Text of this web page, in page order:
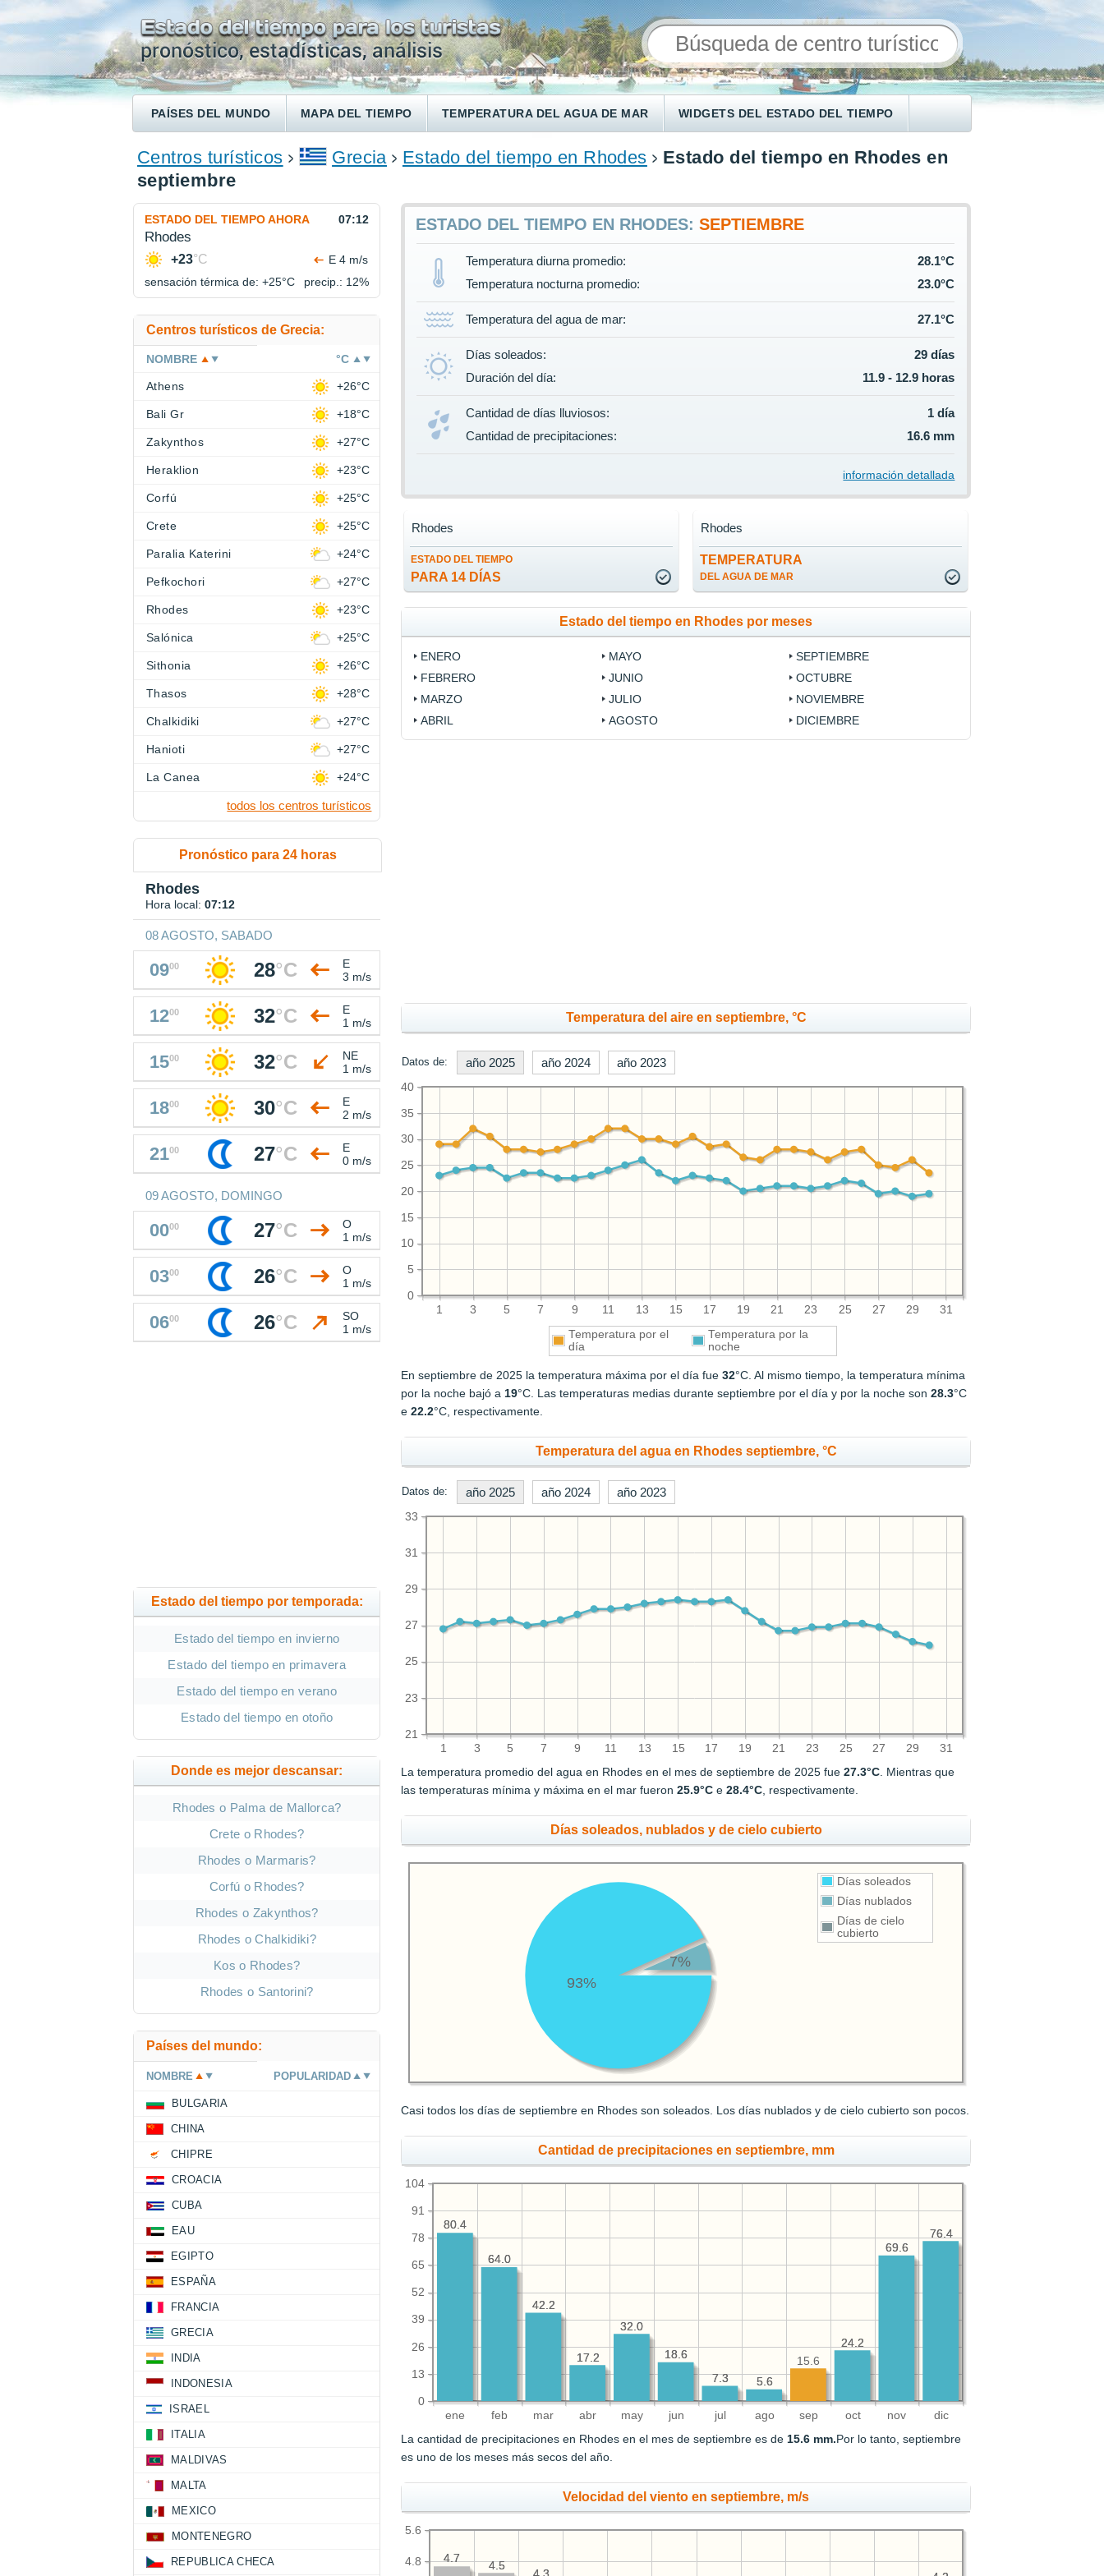
PAÍSES DEL MUNDO MAPA DEL TIEMPO TEMPERATURA DEL AGUA DE MAR WIDGETS DEL ESTADO DEL TIEMPO
ENCONTRAR UN HOTEL
Centros turísticos Grecia Estado del tiempo en Rhodes
Estado del tiempo en Rhodes en
septiembre
ESTADO DEL TIEMPO EN RHODES:SEPTIEMBRE
Temperatura diurna promedio:
28.1°C
Temperatura nocturna promedio:
23.0°C
Temperatura del agua de mar: 27.1°C
Días soleados:
29 días
Duración del día:
11.9 - 12.9 horas
Cantidad de días lluviosos:
1 día
Cantidad de precipitaciones:
16.6 mm
información detallada
ESTADO DEL TIEMPO
PARA 14 DÍAS
Rhodes
TEMPERATURA
DEL AGUA DE MAR
Rhodes
Estado del tiempo en Rhodes por meses
ENERO
FEBRERO
MARZO
ABRIL
MAYO
JUNIO
JULIO
AGOSTO
SEPTIEMBRE
OCTUBRE
NOVIEMBRE
DICIEMBRE
Temperatura del aire en septiembre, °C
Datos de: año 2025 año 2024 año 2023
1 3 5 7 9 11 13 15 17 19 21 23 25 27 29 31
0
5
10
15
20
25
30
35
40
Temperatura por el
día
Temperatura por la
noche
En septiembre de 2025 la temperatura máxima por el día fue32°C. Al mismo tiempo, la temperatura mínima
por la noche bajó a19°C. Las temperaturas medias durante septiembre por el día y por la noche son28.3°C
e22.2°C, respectivamente.
Temperatura del agua en Rhodes septiembre, °C
Datos de: año 2025 año 2024 año 2023
1 3 5 7 9 11 13 15 17 19 21 23 25 27 29 31
21
23
25
27
29
31
33
La temperatura promedio del agua en Rhodes en el mes de septiembre de 2025 fue27.3°C. Mientras que
las temperaturas mínima y máxima en el mar fueron25.9°C e28.4°C, respectivamente.
Días soleados, nublados y de cielo cubierto
Días soleados
Días nublados
Días de cielo
cubierto
93%
7%
Casi todos los días de septiembre en Rhodes son soleados. Los días nublados y de cielo cubierto son pocos.
Cantidad de precipitaciones en septiembre, mm
ene feb mar abr may jun jul ago sep oct nov dic
0
13
26
39
52
65
78
91
104
76.4
69.6
24.2
5.6
7.3
18.6
32.0
17.2
42.2
64.0
80.4
76.4
69.6
24.2
15.6
5.6
7.3
18.6
32.0
17.2
42.2
64.0
80.4
La cantidad de precipitaciones en Rhodes en el mes de septiembre es de15.6 mm.Por lo tanto, septiembre
es uno de los meses más secos del año.
Velocidad del viento en septiembre, m/s
4.8
5.6
4.5
4.7
4.5
4.7
ESTADO DEL TIEMPO AHORA 07:12
Rhodes
+23°C
E 4 m/s
sensación térmica de: +25°C precip.: 12%
Centros turísticos de Grecia:
NOMBRE °C
Athens +26°C
Bali Gr +18°C
Zakynthos +27°C
Heraklion +23°C
Corfú +25°C
Crete +25°C
Paralia Katerini +24°C
Pefkochori +27°C
Rhodes +23°C
Salónica +25°C
Sithonia +26°C
Thasos +28°C
Chalkidiki +27°C
Hanioti +27°C
La Canea +24°C
todos los centros turísticos
Pronóstico para 24 horas
Rhodes
Hora local: 07:12
08 AGOSTO, SABADO
0900 28°C
E
3 m/s
1200 32°C
E
1 m/s
1500 32°C
NE
1 m/s
1800 30°C
E
2 m/s
2100 27°C
E
0 m/s
09 AGOSTO, DOMINGO
0000 27°C
O
1 m/s
0300 26°C
O
1 m/s
0600 26°C
SO
1 m/s
Estado del tiempo por temporada:
Estado del tiempo en invierno
Estado del tiempo en primavera
Estado del tiempo en verano
Estado del tiempo en otoño
Donde es mejor descansar:
Rhodes o Palma de Mallorca?
Crete o Rhodes?
Rhodes o Marmaris?
Corfú o Rhodes?
Rhodes o Zakynthos?
Rhodes o Chalkidiki?
Kos o Rhodes?
Rhodes o Santorini?
Países del mundo:
NOMBRE POPULARIDAD
BULGARIA
CHINA
CHIPRE
CROACIA
CUBA
EAU
EGIPTO
ESPAÑA
FRANCIA
GRECIA
INDIA
INDONESIA
ISRAEL
ITALIA
MALDIVAS
MALTA
MEXICO
MONTENEGRO
REPUBLICA CHECA